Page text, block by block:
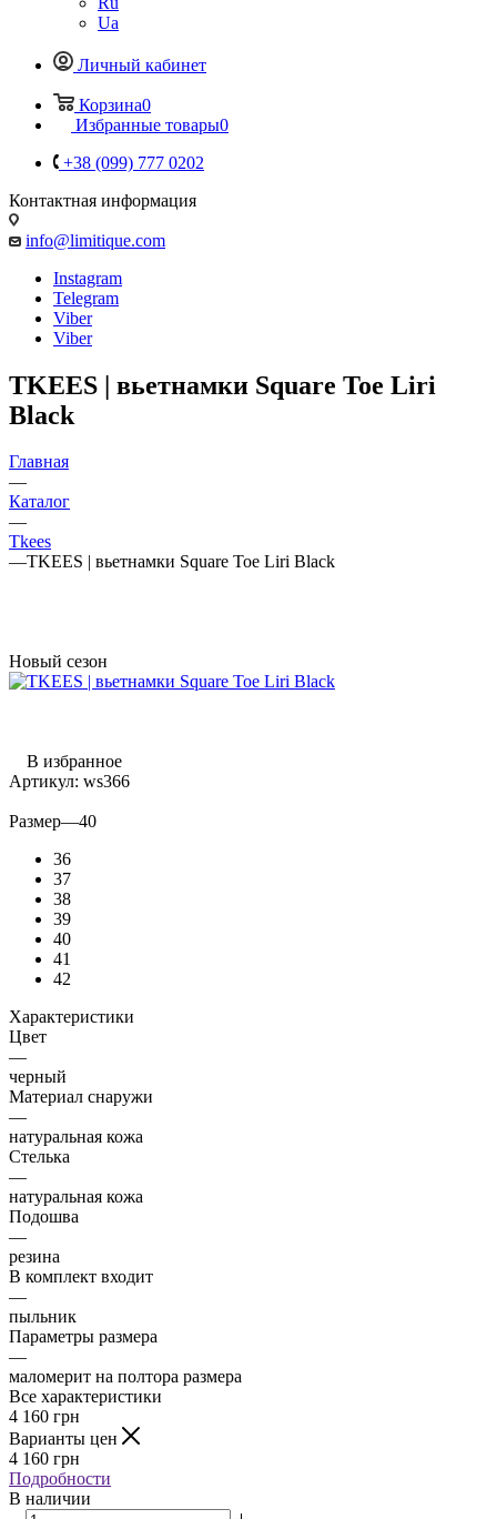
Ua
Личный кабинет
Корзина0
Избранные товары0
+38 (099) 777 0202
Контактная информация
info@limitique.com
Instagram
Telegram
Viber
Viber
TKEES | вьетнамки Square Toe Liri
Black
Главная
—
Каталог
—
Tkees
—TKEES | вьетнамки Square Toe Liri Black
Новый сезон
В избранное
Артикул: ws366
Размер—40
36
37
38
39
40
41
42
Характеристики
Цвет
—
черный
Материал снаружи
—
натуральная кожа
Стелька
—
натуральная кожа
Подошва
—
резина
В комплект входит
—
пыльник
Параметры размера
—
маломерит на полтора размера
Все характеристики
4 160 грн
Варианты цен
4 160 грн
Подробности
В наличии